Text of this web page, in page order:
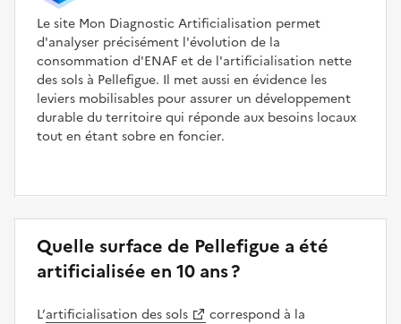
Le site Mon Diagnostic Artificialisation permet
d'analyser précisément l'évolution de la
consommation d'ENAF et de l'artificialisation nette
des sols à Pellefigue. Il met aussi en évidence les
leviers mobilisables pour assurer un développement
durable du territoire qui réponde aux besoins locaux
tout en étant sobre en foncier.
Quelle surface de Pellefigue a été
artificialisée en 10 ans ?
L’artificialisation des sols
correspond à la